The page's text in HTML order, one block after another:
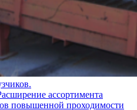
ассортимента